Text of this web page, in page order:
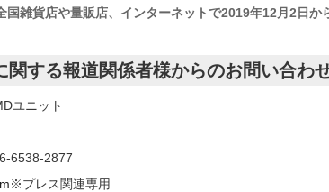
雑貨店や量販店、インターネットで2019年12月2日か
関する報道関係者様からのお問い合わ
ユニット
6538-2877
※プレス関連専用